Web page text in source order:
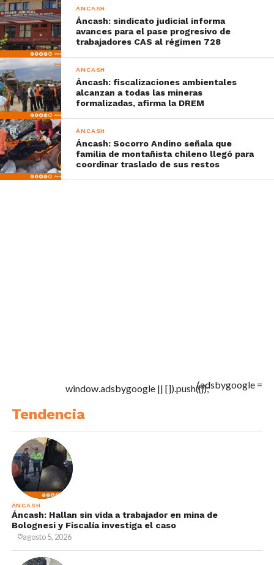
ÁNCASH
Áncash: sindicato judicial informa
avances para el pase progresivo de
trabajadores CAS al régimen 728
ÁNCASH
Áncash: fiscalizaciones ambientales
alcanzan a todas las mineras
formalizadas, afirma la DREM
ÁNCASH
Áncash: Socorro Andino señala que
familia de montañista chileno llegó para
coordinar traslado de sus restos
(adsbygoogle =
window.adsbygoogle || []).push({});
Tendencia
ÁNCASH
Áncash: Hallan sin vida a trabajador en mina de
Bolognesi y Fiscalía investiga el caso
agosto 5, 2026